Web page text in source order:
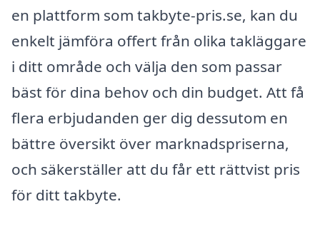
en plattform som takbyte-pris.se, kan du
enkelt jämföra offert från olika takläggare
i ditt område och välja den som passar
bäst för dina behov och din budget. Att få
flera erbjudanden ger dig dessutom en
bättre översikt över marknadspriserna,
och säkerställer att du får ett rättvist pris
för ditt takbyte.